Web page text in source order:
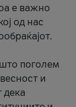
е важно
од нас
поголем
и
дека